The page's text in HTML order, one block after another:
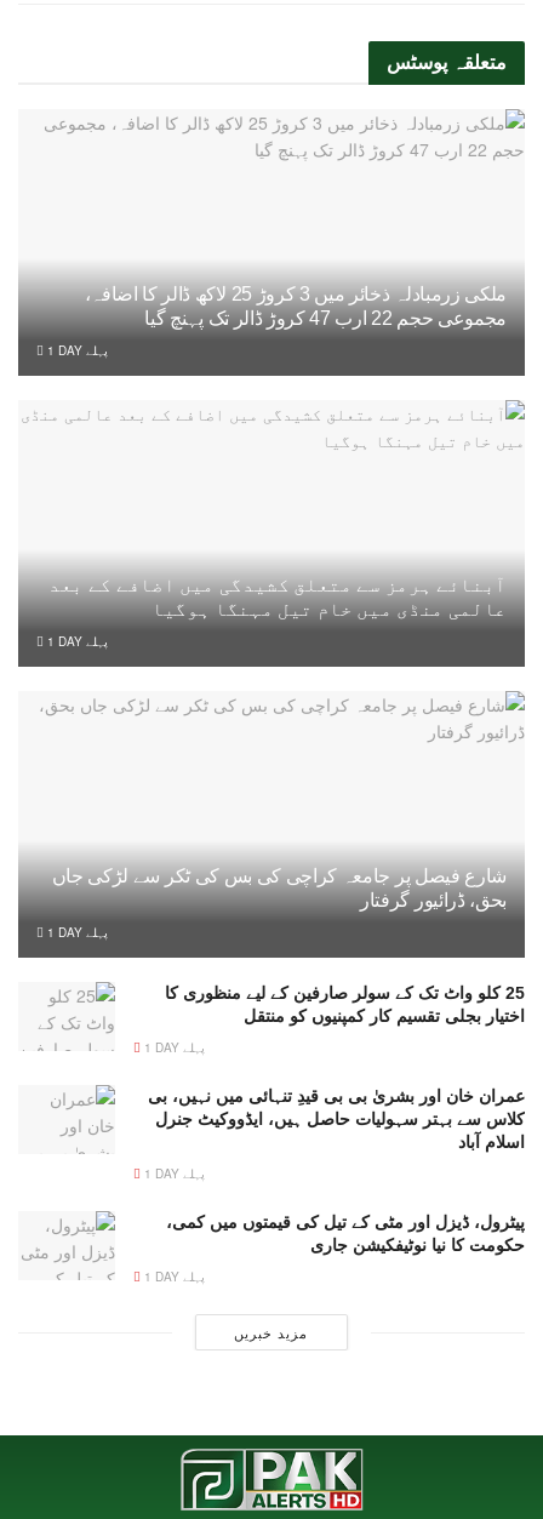
متعلقہ پوسٹس
ملکی زرمبادلہ ذخائر میں 3 کروڑ 25 لاکھ ڈالر کا اضافہ،
مجموعی حجم 22 ارب 47 کروڑ ڈالر تک پہنچ گیا
1 DAY پہلے
آبنائے ہرمز سے متعلق کشیدگی میں اضافے کے بعد
عالمی منڈی میں خام تیل مہنگا ہوگیا
1 DAY پہلے
شارع فیصل پر جامعہ کراچی کی بس کی ٹکر سے لڑکی جاں
بحق، ڈرائیور گرفتار
1 DAY پہلے
25 کلو واٹ تک کے سولر صارفین کے لیے منظوری کا
اختیار بجلی تقسیم کار کمپنیوں کو منتقل
1 DAY پہلے
عمران خان اور بشریٰ بی بی قیدِ تنہائی میں نہیں، بی
کلاس سے بہتر سہولیات حاصل ہیں، ایڈووکیٹ جنرل
اسلام آباد
1 DAY پہلے
پیٹرول، ڈیزل اور مٹی کے تیل کی قیمتوں میں کمی،
حکومت کا نیا نوٹیفکیشن جاری
1 DAY پہلے
مزید خبریں